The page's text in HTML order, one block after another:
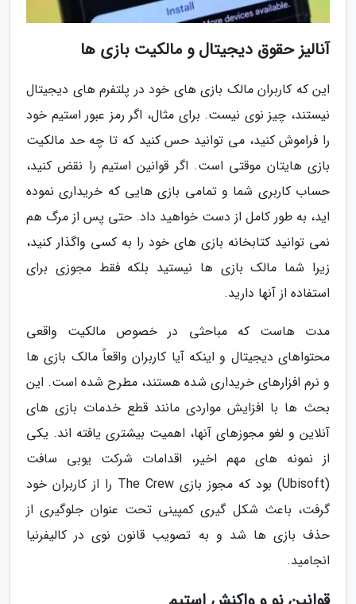
آنالیز حقوق دیجیتال و مالکیت بازی ها
این که کاربران مالک بازی های خود در پلتفرم های دیجیتال
نیستند، چیز نوی نیست. برای مثال، اگر رمز عبور استیم خود
را فراموش کنید، می توانید حس کنید که تا چه حد مالکیت
بازی هایتان موقتی است. اگر قوانین استیم را نقض کنید،
حساب کاربری شما و تمامی بازی هایی که خریداری نموده
اید، به طور کامل از دست خواهید داد. حتی پس از مرگ هم
نمی توانید کتابخانه بازی های خود را به کسی واگذار کنید،
زیرا شما مالک بازی ها نیستید بلکه فقط مجوزی برای
استفاده از آنها دارید.
مدت هاست که مباحثی در خصوص مالکیت واقعی
محتواهای دیجیتال و اینکه آیا کاربران واقعاً مالک بازی ها
و نرم افزارهای خریداری شده هستند، مطرح شده است. این
بحث ها با افزایش مواردی مانند قطع خدمات بازی های
آنلاین و لغو مجوزهای آنها، اهمیت بیشتری یافته اند. یکی
از نمونه های مهم اخیر، اقدامات شرکت یوبی سافت
(Ubisoft) بود که مجوز بازی The Crew را از کاربران خود
گرفت، باعث شکل گیری کمپینی تحت عنوان جلوگیری از
حذف بازی ها شد و به تصویب قانون نوی در کالیفرنیا
انجامید.